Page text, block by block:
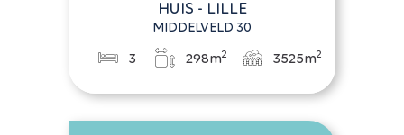
HUIS - LILLE
MIDDELVELD 30
3 298m2 3525m2